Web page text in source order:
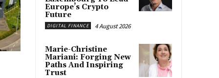
Europe’s Crypto
Future
DIGITAL FINANCE 4 August 2026
Marie-Christine
Mariani: Forging New
Paths And Inspiring
Trust